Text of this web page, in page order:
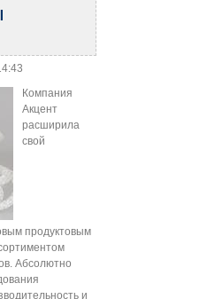
Компания
Акцент
расширила
свой
продуктовым
Абсолютно
и